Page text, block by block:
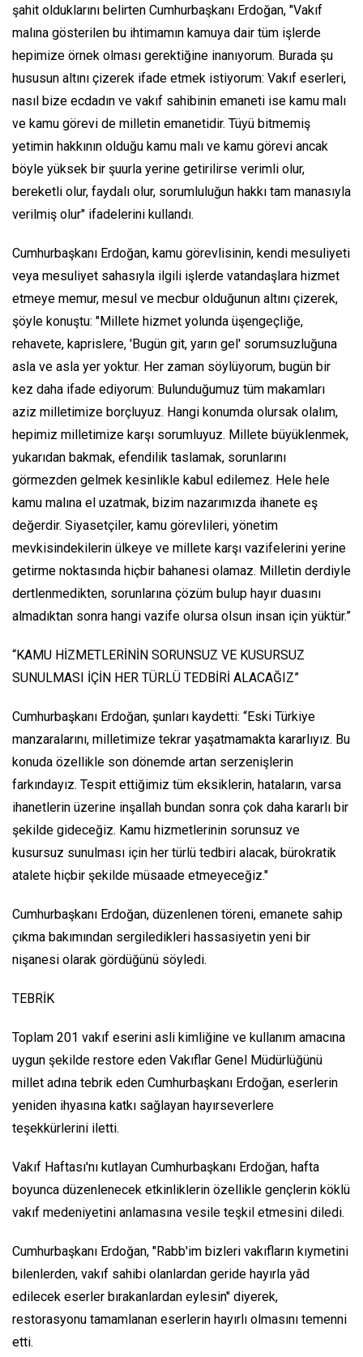
şahit olduklarını belirten Cumhurbaşkanı Erdoğan, "Vakıf
malına gösterilen bu ihtimamın kamuya dair tüm işlerde
hepimize örnek olması gerektiğine inanıyorum. Burada şu
hususun altını çizerek ifade etmek istiyorum: Vakıf eserleri,
nasıl bize ecdadın ve vakıf sahibinin emaneti ise kamu malı
ve kamu görevi de milletin emanetidir. Tüyü bitmemiş
yetimin hakkının olduğu kamu malı ve kamu görevi ancak
böyle yüksek bir şuurla yerine getirilirse verimli olur,
bereketli olur, faydalı olur, sorumluluğun hakkı tam manasıyla
verilmiş olur" ifadelerini kullandı.
Cumhurbaşkanı Erdoğan, kamu görevlisinin, kendi mesuliyeti
veya mesuliyet sahasıyla ilgili işlerde vatandaşlara hizmet
etmeye memur, mesul ve mecbur olduğunun altını çizerek,
şöyle konuştu: "Millete hizmet yolunda üşengeçliğe,
rehavete, kaprislere, 'Bugün git, yarın gel' sorumsuzluğuna
asla ve asla yer yoktur. Her zaman söylüyorum, bugün bir
kez daha ifade ediyorum: Bulunduğumuz tüm makamları
aziz milletimize borçluyuz. Hangi konumda olursak olalım,
hepimiz milletimize karşı sorumluyuz. Millete büyüklenmek,
yukarıdan bakmak, efendilik taslamak, sorunlarını
görmezden gelmek kesinlikle kabul edilemez. Hele hele
kamu malına el uzatmak, bizim nazarımızda ihanete eş
değerdir. Siyasetçiler, kamu görevlileri, yönetim
mevkisindekilerin ülkeye ve millete karşı vazifelerini yerine
getirme noktasında hiçbir bahanesi olamaz. Milletin derdiyle
dertlenmedikten, sorunlarına çözüm bulup hayır duasını
almadıktan sonra hangi vazife olursa olsun insan için yüktür.”
“KAMU HİZMETLERİNİN SORUNSUZ VE KUSURSUZ
SUNULMASI İÇİN HER TÜRLÜ TEDBİRİ ALACAĞIZ”
Cumhurbaşkanı Erdoğan, şunları kaydetti: “Eski Türkiye
manzaralarını, milletimize tekrar yaşatmamakta kararlıyız. Bu
konuda özellikle son dönemde artan serzenişlerin
farkındayız. Tespit ettiğimiz tüm eksiklerin, hataların, varsa
ihanetlerin üzerine inşallah bundan sonra çok daha kararlı bir
şekilde gideceğiz. Kamu hizmetlerinin sorunsuz ve
kusursuz sunulması için her türlü tedbiri alacak, bürokratik
atalete hiçbir şekilde müsaade etmeyeceğiz."
Cumhurbaşkanı Erdoğan, düzenlenen töreni, emanete sahip
çıkma bakımından sergiledikleri hassasiyetin yeni bir
nişanesi olarak gördüğünü söyledi.
TEBRİK
Toplam 201 vakıf eserini asli kimliğine ve kullanım amacına
uygun şekilde restore eden Vakıflar Genel Müdürlüğünü
millet adına tebrik eden Cumhurbaşkanı Erdoğan, eserlerin
yeniden ihyasına katkı sağlayan hayırseverlere
teşekkürlerini iletti.
Vakıf Haftası'nı kutlayan Cumhurbaşkanı Erdoğan, hafta
boyunca düzenlenecek etkinliklerin özellikle gençlerin köklü
vakıf medeniyetini anlamasına vesile teşkil etmesini diledi.
Cumhurbaşkanı Erdoğan, "Rabb'im bizleri vakıfların kıymetini
bilenlerden, vakıf sahibi olanlardan geride hayırla yâd
edilecek eserler bırakanlardan eylesin" diyerek,
restorasyonu tamamlanan eserlerin hayırlı olmasını temenni
etti.